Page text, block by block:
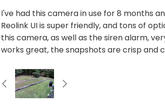
I've had this camera in use for 8 months
Reolink UI is super friendly, and tons of
this camera, as well as the siren alarm,
works great, the snapshots are crisp and